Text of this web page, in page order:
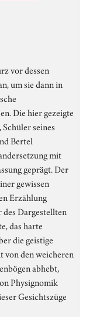
vor dessen
um sie dann in
Die hier gezeigte
seines
Bertel
mit
geprägt. Der
gewissen
Erzählung
Dargestellten
das harte
die geistige
von den weicheren
abhebt,
Physignomik
Gesichtszüge